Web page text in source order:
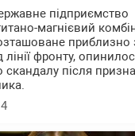
підприємство
магнієвий
приблизно
лінії фронту,
скандалу після